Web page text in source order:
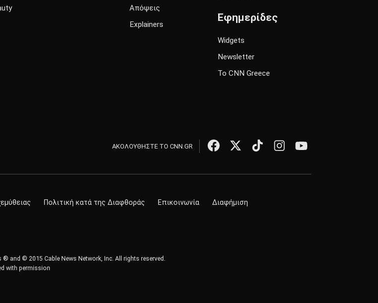
Απόψεις
Explainers
Εφημερίδες
Widgets
Newsletter
Το CNN Greece
ΑΚΟΛΟΥΘΗΣΤΕ ΤΟ CNN.GR
Πολιτική κατά της Διαφθοράς Επικοινωνία Διαφήμιση
and © 2015 Cable News Network, Inc. All rights reserved.
with permission